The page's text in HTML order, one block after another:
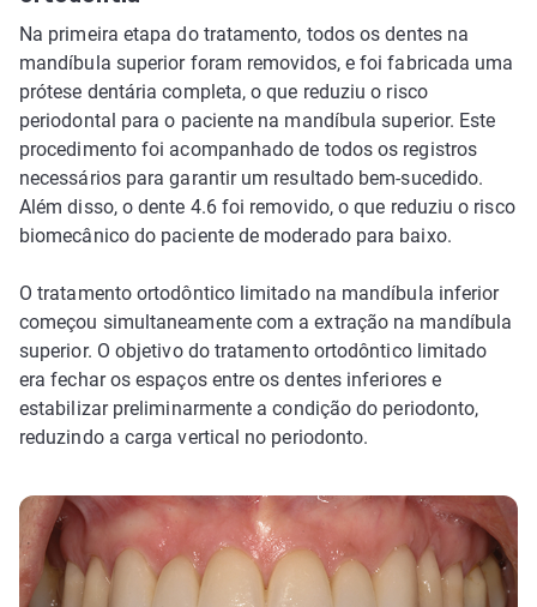
Na primeira etapa do tratamento, todos os dentes na
mandíbula superior foram removidos, e foi fabricada uma
prótese dentária completa, o que reduziu o risco
periodontal para o paciente na mandíbula superior. Este
procedimento foi acompanhado de todos os registros
necessários para garantir um resultado bem-sucedido.
Além disso, o dente 4.6 foi removido, o que reduziu o risco
biomecânico do paciente de moderado para baixo.
O tratamento ortodôntico limitado na mandíbula inferior
começou simultaneamente com a extração na mandíbula
superior. O objetivo do tratamento ortodôntico limitado
era fechar os espaços entre os dentes inferiores e
estabilizar preliminarmente a condição do periodonto,
reduzindo a carga vertical no periodonto.